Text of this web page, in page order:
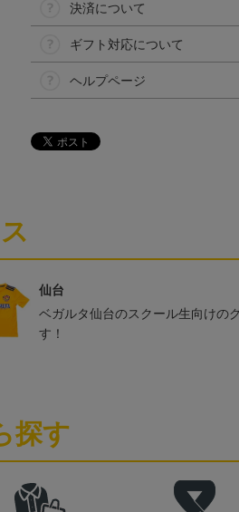
決済について
ギフト対応について
ヘルプページ
仙台
ベガルタ仙台のスクール生向けの
す！
探す